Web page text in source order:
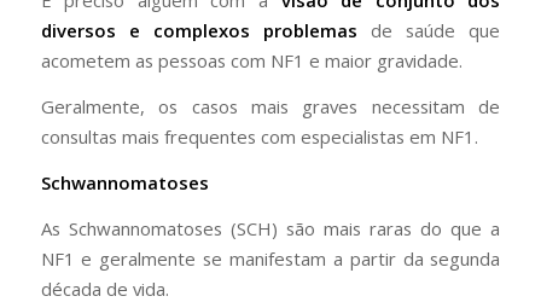
diversos e complexos problemas de saúde que
acometem as pessoas com NF1 e maior gravidade.
Geralmente, os casos mais graves necessitam de
consultas mais frequentes com especialistas em NF1.
Schwannomatoses
As Schwannomatoses (SCH) são mais raras do que a
NF1 e geralmente se manifestam a partir da segunda
década de vida.